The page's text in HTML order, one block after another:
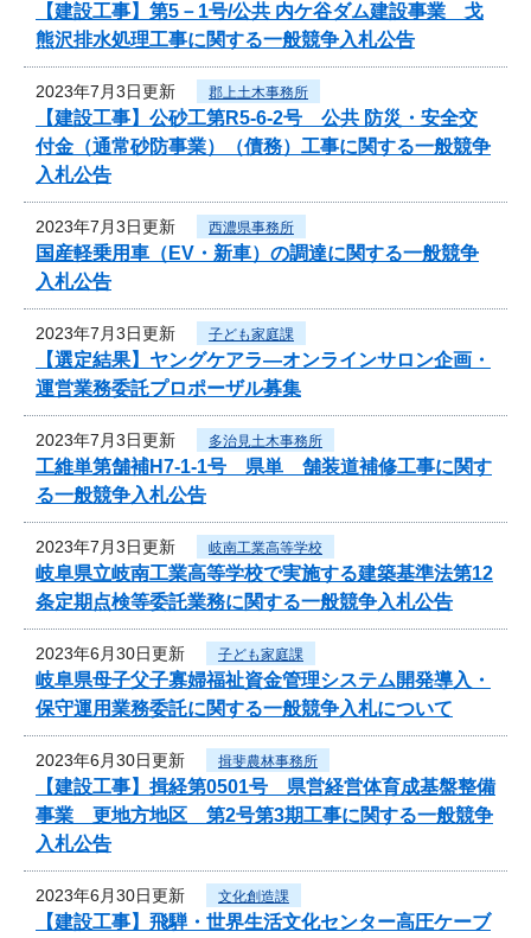
【建設工事】第5－1号/公共 内ケ谷ダム建設事業 戈
熊沢排水処理工事に関する一般競争入札公告
2023年7月3日更新 郡上土木事務所
【建設工事】公砂工第R5-6-2号 公共 防災・安全交
付金（通常砂防事業）（債務）工事に関する一般競争
入札公告
2023年7月3日更新 西濃県事務所
国産軽乗用車（EV・新車）の調達に関する一般競争
入札公告
2023年7月3日更新 子ども家庭課
【選定結果】ヤングケアラ―オンラインサロン企画・
運営業務委託プロポーザル募集
2023年7月3日更新 多治見土木事務所
工維単第舗補H7-1-1号 県単 舗装道補修工事に関す
る一般競争入札公告
2023年7月3日更新 岐南工業高等学校
岐阜県立岐南工業高等学校で実施する建築基準法第12
条定期点検等委託業務に関する一般競争入札公告
2023年6月30日更新 子ども家庭課
岐阜県母子父子寡婦福祉資金管理システム開発導入・
保守運用業務委託に関する一般競争入札について
2023年6月30日更新 揖斐農林事務所
【建設工事】揖経第0501号 県営経営体育成基盤整備
事業 更地方地区 第2号第3期工事に関する一般競争
入札公告
2023年6月30日更新 文化創造課
【建設工事】飛騨・世界生活文化センター高圧ケーブ